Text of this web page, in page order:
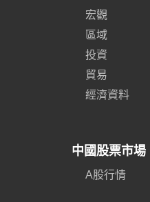
宏觀
區域
投資
貿易
經濟資料
中國股票市場
A股行情